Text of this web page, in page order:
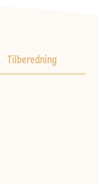
Tilberedning